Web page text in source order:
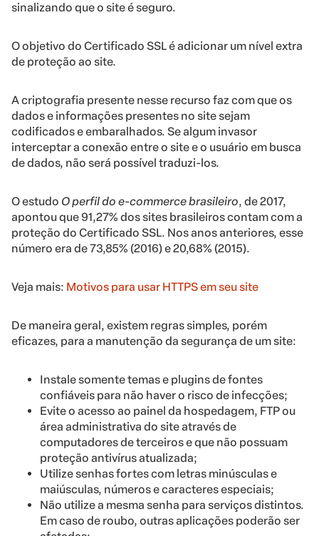
sinalizando que o site é seguro.
O objetivo do Certificado SSL é adicionar um nível extra
de proteção ao site.
A criptografia presente nesse recurso faz com que os
dados e informações presentes no site sejam
codificados e embaralhados. Se algum invasor
interceptar a conexão entre o site e o usuário em busca
de dados, não será possível traduzi-los.
O estudo O perfil do e-commerce brasileiro, de 2017,
apontou que 91,27% dos sites brasileiros contam com a
proteção do Certificado SSL. Nos anos anteriores, esse
número era de 73,85% (2016) e 20,68% (2015).
Veja mais: Motivos para usar HTTPS em seu site
De maneira geral, existem regras simples, porém
eficazes, para a manutenção da segurança de um site:
Instale somente temas e plugins de fontes
confiáveis para não haver o risco de infecções;
Evite o acesso ao painel da hospedagem, FTP ou
área administrativa do site através de
computadores de terceiros e que não possuam
proteção antivírus atualizada;
Utilize senhas fortes com letras minúsculas e
maiúsculas, números e caracteres especiais;
Não utilize a mesma senha para serviços distintos.
Em caso de roubo, outras aplicações poderão ser